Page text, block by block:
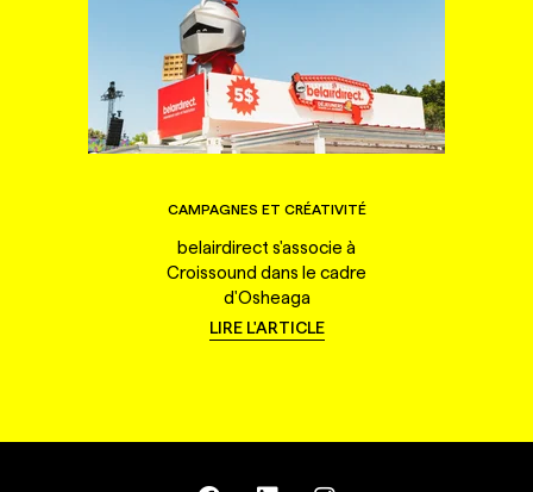
CAMPAGNES ET CRÉATIVITÉ
belairdirect s'associe à
Croissound dans le cadre
d'Osheaga
LIRE L'ARTICLE